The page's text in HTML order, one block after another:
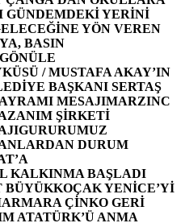
GÜNDEMDEKİ YERİNİ
YÖN VEREN
BASIN
/ MUSTAFA AKAY’IN
BAŞKANI SERTAŞ
MESAJIMARZINC
ŞİRKETİ
GURURUMUZ
DURUM
KALKINMA BAŞLADI
BÜYÜKKOÇAK YENİCE’Yİ
ÇİNKO GERİ
ATATÜRK’Ü ANMA